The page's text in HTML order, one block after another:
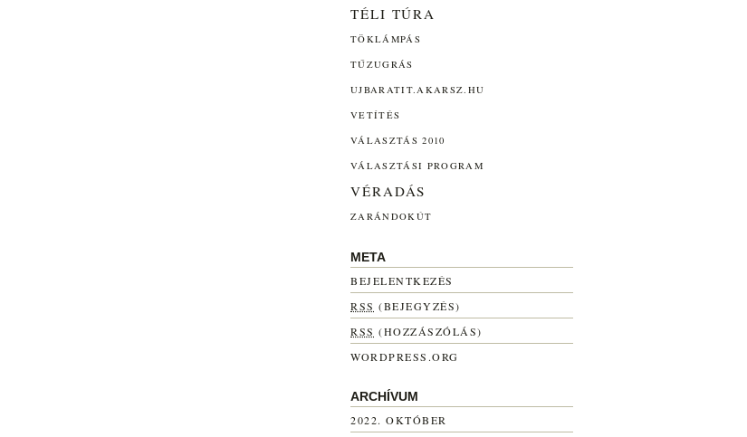
TÉLI TÚRA
TÖKLÁMPÁS
TŰZUGRÁS
UJBARATIT.AKARSZ.HU
VETÍTÉS
VÁLASZTÁS 2010
VÁLASZTÁSI PROGRAM
VÉRADÁS
ZARÁNDOKÚT
META
BEJELENTKEZÉS
RSS (BEJEGYZÉS)
RSS (HOZZÁSZÓLÁS)
WORDPRESS.ORG
ARCHÍVUM
2022. OKTÓBER